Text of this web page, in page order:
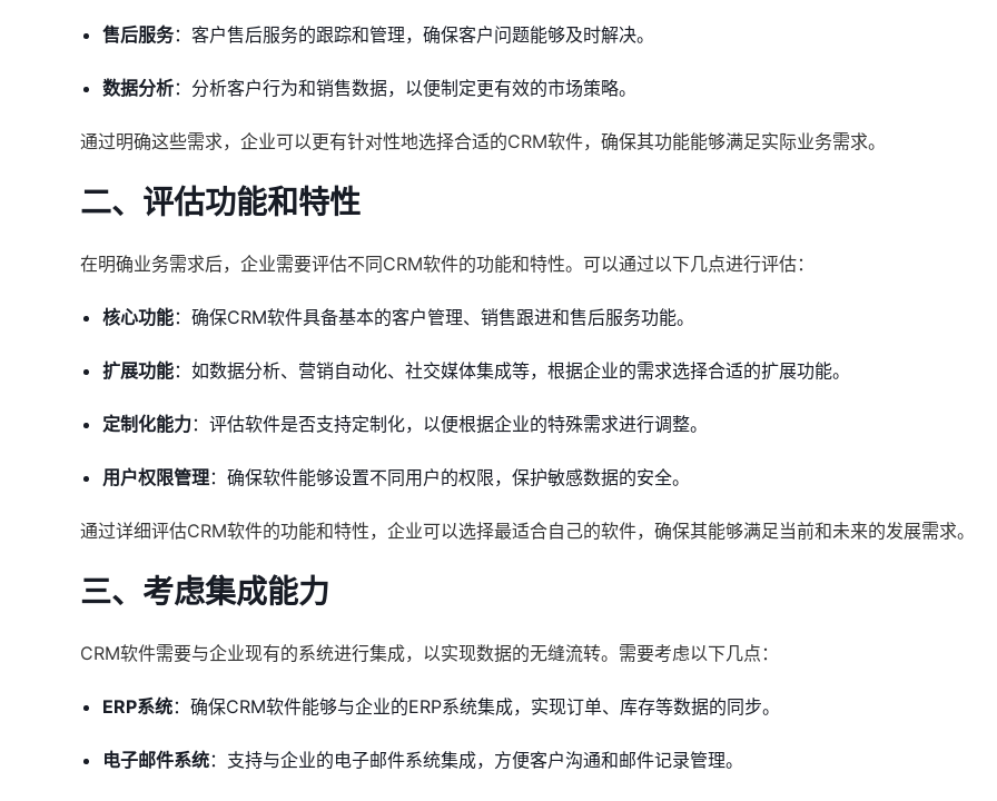
售后服务：客户售后服务的跟踪和管理，确保客户问题能够及时解决。
数据分析：分析客户行为和销售数据，以便制定更有效的市场策略。
通过明确这些需求，企业可以更有针对性地选择合适的CRM软件，确保其功能能够满足实际业务需求。
二、评估功能和特性
在明确业务需求后，企业需要评估不同CRM软件的功能和特性。可以通过以下几点进行评估：
核心功能：确保CRM软件具备基本的客户管理、销售跟进和售后服务功能。
扩展功能：如数据分析、营销自动化、社交媒体集成等，根据企业的需求选择合适的扩展功能。
定制化能力：评估软件是否支持定制化，以便根据企业的特殊需求进行调整。
用户权限管理：确保软件能够设置不同用户的权限，保护敏感数据的安全。
通过详细评估CRM软件的功能和特性，企业可以选择最适合自己的软件，确保其能够满足当前和未来的发展需求。
三、考虑集成能力
CRM软件需要与企业现有的系统进行集成，以实现数据的无缝流转。需要考虑以下几点：
ERP系统：确保CRM软件能够与企业的ERP系统集成，实现订单、库存等数据的同步。
电子邮件系统：支持与企业的电子邮件系统集成，方便客户沟通和邮件记录管理。